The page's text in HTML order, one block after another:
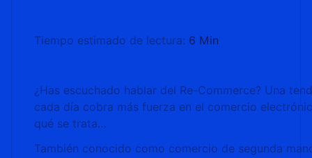
Tiempo estimado de lectura: 6 Min
¿Has escuchado hablar del Re-Commerce? Una
cada día cobra más fuerza en el comercio
qué se trata…
También conocido como comercio de segunda